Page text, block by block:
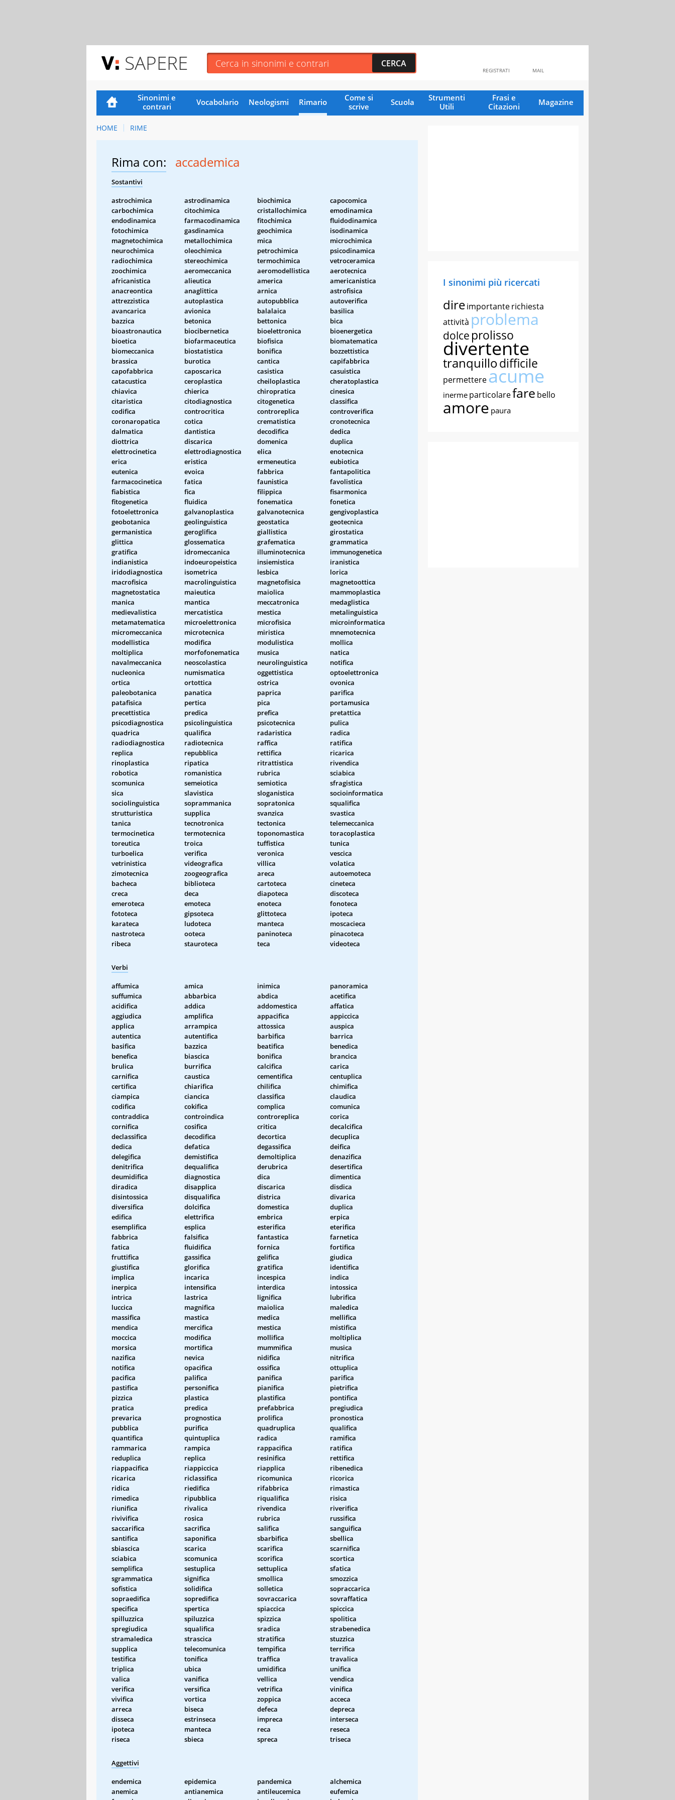
SAPERE MAIL
REGISTRATI
Sinonimi e
contrari
Vocabolario Neologismi Rimario
Come si
scrive
Scuola
Strumenti
Utili
Frasi e
Citazioni
Magazine
HOME RIME
Rima con: accademica
Sostantivi
astrochimica astrodinamica biochimica
capocomica
carbochimica
citochimica cristallochimica
emodinamica
endodinamica
farmacodinamica fitochimica
fluidodinamica
fotochimica
gasdinamica geochimica
isodinamica
magnetochimica
metallochimica mica
microchimica
neurochimica
oleochimica petrochimica
psicodinamica
radiochimica
stereochimica termochimica
vetroceramica
zoochimica
aeromeccanica aeromodellistica
aerotecnica
africanistica
alieutica america
americanistica
anacreontica
anaglittica arnica
astrofisica
attrezzistica
autoplastica autopubblica
autoverifica
avancarica
avionica balalaica
basilica
bazzica
betonica bettonica
bica
bioastronautica
biocibernetica bioelettronica
bioenergetica
bioetica
biofarmaceutica biofisica
biomatematica
biomeccanica
biostatistica bonifica
bozzettistica
brassica
burotica cantica
capifabbrica
capofabbrica
caposcarica casistica
casuistica
catacustica
ceroplastica cheiloplastica
cheratoplastica
chiavica
chierica chiropratica
cinesica
citaristica
citodiagnostica citogenetica
classifica
codifica
controcritica controreplica
controverifica
coronaropatica
cotica crematistica
cronotecnica
dalmatica
dantistica decodifica
dedica
diottrica
discarica domenica
duplica
elettrocinetica
elettrodiagnostica elica
enotecnica
erica
eristica ermeneutica
eubiotica
eutenica
evoica fabbrica
fantapolitica
farmacocinetica
fatica faunistica
favolistica
fiabistica
fica filippica
fisarmonica
fitogenetica
fluidica fonematica
fonetica
fotoelettronica
galvanoplastica galvanotecnica
gengivoplastica
geobotanica
geolinguistica geostatica
geotecnica
germanistica
geroglifica giallistica
girostatica
glittica
glossematica grafematica
grammatica
gratifica
idromeccanica illuminotecnica
immunogenetica
indianistica
indoeuropeistica insiemistica
iranistica
iridodiagnostica
isometrica lesbica
lorica
macrofisica
macrolinguistica magnetofisica
magnetoottica
magnetostatica
maieutica maiolica
mammoplastica
manica
mantica meccatronica
medaglistica
medievalistica
mercatistica mestica
metalinguistica
metamatematica
microelettronica microfisica
microinformatica
micromeccanica
microtecnica miristica
mnemotecnica
modellistica
modifica modulistica
mollica
moltiplica
morfofonematica musica
natica
navalmeccanica
neoscolastica neurolinguistica
notifica
nucleonica
numismatica oggettistica
optoelettronica
ortica
ortottica ostrica
ovonica
paleobotanica
panatica paprica
parifica
patafisica
pertica pica
portamusica
precettistica
predica prefica
pretattica
psicodiagnostica
psicolinguistica psicotecnica
pulica
quadrica
qualifica radaristica
radica
radiodiagnostica
radiotecnica raffica
ratifica
replica
repubblica rettifica
ricarica
rinoplastica
ripatica ritrattistica
rivendica
robotica
romanistica rubrica
sciabica
scomunica
semeiotica semiotica
sfragistica
sica
slavistica sloganistica
socioinformatica
sociolinguistica
soprammanica sopratonica
squalifica
strutturistica
supplica svanzica
svastica
tanica
tecnotronica tectonica
telemeccanica
termocinetica
termotecnica toponomastica
toracoplastica
toreutica
troica tuffistica
tunica
turboelica
verifica veronica
vescica
vetrinistica
videografica villica
volatica
zimotecnica
zoogeografica areca
autoemoteca
bacheca
biblioteca cartoteca
cineteca
creca
deca diapoteca
discoteca
emeroteca
emoteca enoteca
fonoteca
fototeca
gipsoteca glittoteca
ipoteca
karateca
ludoteca manteca
moscacieca
nastroteca
ooteca paninoteca
pinacoteca
ribeca
stauroteca teca videoteca
Verbi
affumica amica inimica
panoramica
suffumica
abbarbica abdica
acetifica
acidifica
addica addomestica
affatica
aggiudica
amplifica appacifica
appiccica
applica
arrampica attossica
auspica
autentica
autentifica barbifica
barrica
basifica
bazzica beatifica
benedica
benefica
biascica bonifica
brancica
brulica
burrifica calcifica
carica
carnifica
caustica cementifica
centuplica
certifica
chiarifica chilifica
chimifica
ciampica
ciancica classifica
claudica
codifica
cokifica complica
comunica
contraddica
controindica controreplica
corica
cornifica
cosifica critica
decalcifica
declassifica
decodifica decortica
decuplica
dedica
defatica degassifica
deifica
delegifica
demistifica demoltiplica
denazifica
denitrifica
dequalifica derubrica
desertifica
deumidifica
diagnostica dica
dimentica
diradica
disapplica discarica
disdica
disintossica
disqualifica districa
divarica
diversifica
dolcifica domestica
duplica
edifica
elettrifica embrica
erpica
esemplifica
esplica esterifica
eterifica
fabbrica
falsifica fantastica
farnetica
fatica
fluidifica fornica
fortifica
fruttifica
gassifica gelifica
giudica
giustifica
glorifica gratifica
identifica
implica
incarica incespica
indica
inerpica
intensifica interdica
intossica
intrica
lastrica lignifica
lubrifica
luccica
magnifica maiolica
maledica
massifica
mastica medica
mellifica
mendica
mercifica mestica
mistifica
moccica
modifica mollifica
moltiplica
morsica
mortifica mummifica
musica
nazifica
nevica nidifica
nitrifica
notifica
opacifica ossifica
ottuplica
pacifica
palifica panifica
parifica
pastifica
personifica pianifica
pietrifica
pizzica
plastica plastifica
pontifica
pratica
predica prefabbrica
pregiudica
prevarica
prognostica prolifica
pronostica
pubblica
purifica quadruplica
qualifica
quantifica
quintuplica radica
ramifica
rammarica
rampica rappacifica
ratifica
reduplica
replica resinifica
rettifica
riappacifica
riappiccica riapplica
ribenedica
ricarica
riclassifica ricomunica
ricorica
ridica
riedifica rifabbrica
rimastica
rimedica
ripubblica riqualifica
risica
riunifica
rivalica rivendica
riverifica
rivivifica
rosica rubrica
russifica
saccarifica
sacrifica salifica
sanguifica
santifica
saponifica sbarbifica
sbellica
sbiascica
scarica scarifica
scarnifica
sciabica
scomunica scorifica
scortica
semplifica
sestuplica settuplica
sfatica
sgrammatica
significa smollica
smozzica
sofistica
solidifica solletica
sopraccarica
sopraedifica
sopredifica sovraccarica
sovraffatica
specifica
spertica spiaccica
spiccica
spilluzzica
spiluzzica spizzica
spolitica
spregiudica
squalifica sradica
strabenedica
stramaledica
strascica stratifica
stuzzica
supplica
telecomunica tempifica
terrifica
testifica
tonifica traffica
travalica
triplica
ubica umidifica
unifica
valica
vanifica vellica
vendica
verifica
versifica vetrifica
vinifica
vivifica
vortica zoppica
acceca
arreca
biseca defeca
depreca
disseca
estrinseca impreca
interseca
ipoteca
manteca reca
reseca
riseca
sbieca spreca triseca
Aggettivi
endemica epidemica pandemica
alchemica
anemica
antianemica antileucemica
eufemica
I sinonimi più ricercati
direimportanterichiesta
attività problema
dolce prolisso
divertente
tranquillodifficile
permettereacume
inerme particolarefare bello
amore paura